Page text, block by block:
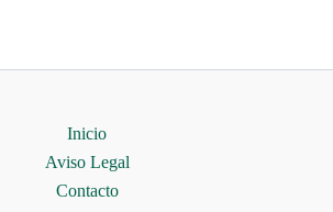
Inicio
Aviso Legal
Contacto